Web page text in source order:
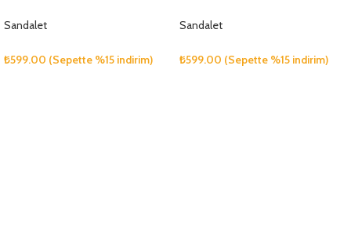
Sandalet
₺599.00 (Sepette %15 indirim)
Sandalet
₺599.00 (Sepette %15 indirim)